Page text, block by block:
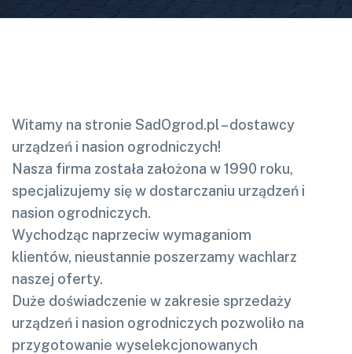
Witamy na stronie SadOgrod.pl – dostawcy
urządzeń i nasion ogrodniczych!
Nasza firma została założona w 1990 roku,
specjalizujemy się w dostarczaniu urządzeń i
nasion ogrodniczych.
Wychodząc naprzeciw wymaganiom
klientów, nieustannie poszerzamy wachlarz
naszej oferty.
Duże doświadczenie w zakresie sprzedaży
urządzeń i nasion ogrodniczych pozwoliło na
przygotowanie wyselekcjonowanych